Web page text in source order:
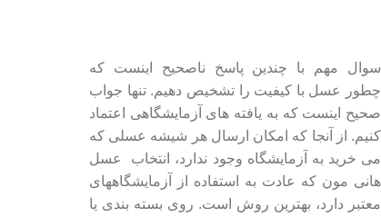
سوال مهم با چندین پاسخ ناصحیح اینست که
چطور عسل با کیفیت را تشخیص دهیم. تنها جواب
صحیح اینست که به یافته های آزمایشگاهی اعتماد
کنیم. از آنجا که امکان ارسال هر شیشه عسلی که
می خرید به آزمایشگاه وجود ندارد، انتخاب عسل
هانی مون که عادت به استفاده از آزمایشگاههای
معتبر دارد، بهترین روش است. روی بسته بندی یا